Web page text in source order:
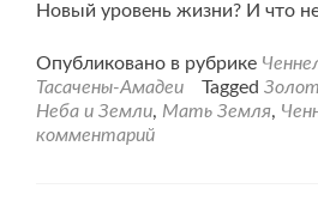
Новый уровень жизни? И что
Опубликовано в рубрике
Тасачены-Амадеи
Tagged
Неба и Земли, Мать Земля,
комментарий